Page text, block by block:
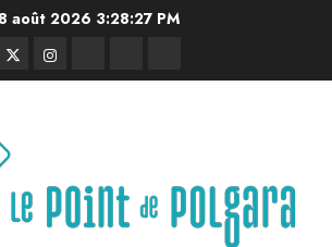
8 août 2026 3:28:28 PM
TwitterInstagram